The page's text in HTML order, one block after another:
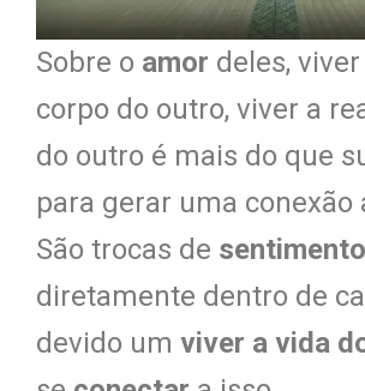
Sobre o amor deles,
corpo do outro, viver a
do outro é mais do que
para gerar uma conexão
São trocas de
diretamente dentro de
devido um viver a vida